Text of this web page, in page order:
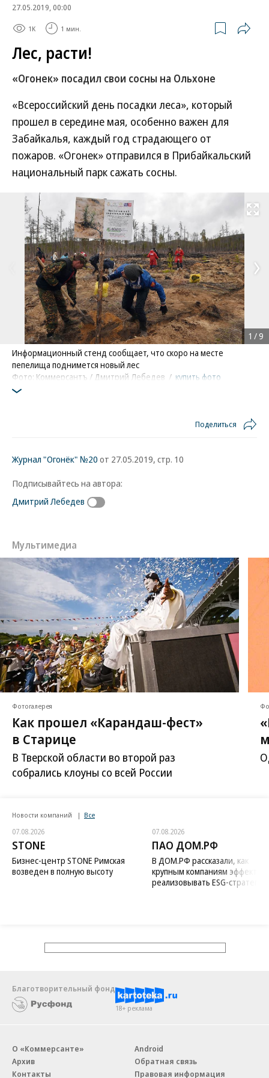
27.05.2019, 00:00
1K 1 мин.
Лес, расти!
«Огонек» посадил свои сосны на Ольхоне
«Всероссийский день посадки леса», который
прошел в середине мая, особенно важен для
Забайкалья, каждый год страдающего от
пожаров. «Огонек» отправился в Прибайкальский
национальный парк сажать сосны.
Развернуть
Информационный стенд сообщает, что скоро на месте
пепелища поднимется новый лес
Фото: Коммерсантъ / Дмитрий Лебедев / купить фото
1 / 9
Поделиться
Журнал "Огонёк" №20 от 27.05.2019, стр. 10
Подписывайтесь на автора:
Дмитрий Лебедев
Мультимедиа
Фотогалерея
Как прошел «Карандаш-фест»
в Старице
В Тверской области во второй раз
собрались клоуны со всей России
Новости компаний Все
07.08.2026
STONE
Бизнес-центр STONE Римская
возведен в полную высоту
07.08.2026
ПАО ДОМ.РФ
В ДОМ.РФ рассказали, как
крупным компаниям
реализовывать ESG-стратегию